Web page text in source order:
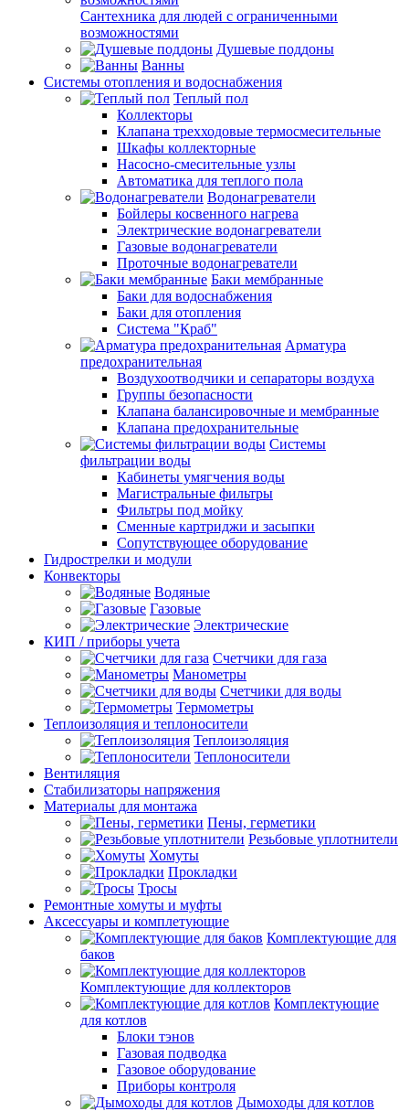
Сантехника для людей с ограниченными
возможностями
Душевые поддоны
Ванны
Системы отопления и водоснабжения
Теплый пол
Коллекторы
Клапана трехходовые термосмесительные
Шкафы коллекторные
Насосно-смесительные узлы
Автоматика для теплого пола
Водонагреватели
Бойлеры косвенного нагрева
Электрические водонагреватели
Газовые водонагреватели
Проточные водонагреватели
Баки мембранные
Баки для водоснабжения
Баки для отопления
Система "Краб"
Арматура
предохранительная
Воздухоотводчики и сепараторы воздуха
Группы безопасности
Клапана балансировочные и мембранные
Клапана предохранительные
Системы
фильтрации воды
Кабинеты умягчения воды
Магистральные фильтры
Фильтры под мойку
Сменные картриджи и засыпки
Сопутствующее оборудование
Гидрострелки и модули
Конвекторы
Водяные
Газовые
Электрические
КИП / приборы учета
Счетчики для газа
Манометры
Счетчики для воды
Термометры
Теплоизоляция и теплоносители
Теплоизоляция
Теплоносители
Вентиляция
Стабилизаторы напряжения
Материалы для монтажа
Пены, герметики
Резьбовые уплотнители
Хомуты
Прокладки
Тросы
Ремонтные хомуты и муфты
Аксессуары и комплетующие
Комплектующие для
баков
Комплектующие для коллекторов
Комплектующие
для котлов
Блоки тэнов
Газовая подводка
Газовое оборудование
Приборы контроля
Дымоходы для котлов